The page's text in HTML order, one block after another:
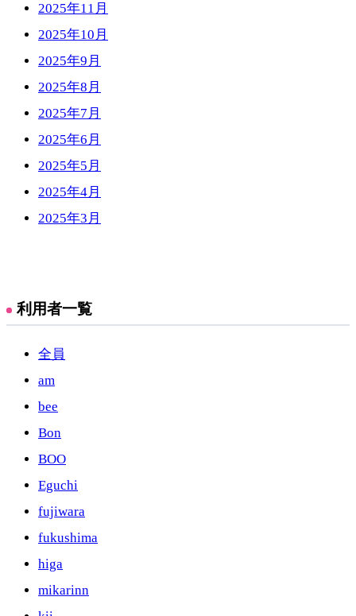
2025年11月
2025年10月
2025年9月
2025年8月
2025年7月
2025年6月
2025年5月
2025年4月
2025年3月
利用者一覧
全員
am
bee
Bon
BOO
Eguchi
fujiwara
fukushima
higa
mikarinn